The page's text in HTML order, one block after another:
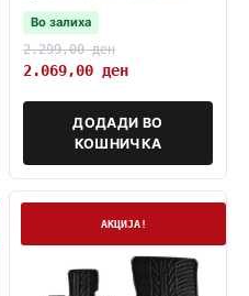
Во залиха
2.299,00ден
2.069,00 ден
ДОДАДИ ВО
КОШНИЧКА
АКЦИЈА!